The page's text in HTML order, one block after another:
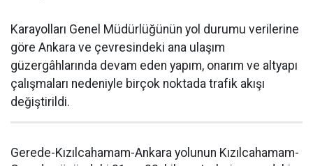
Karayolları Genel Müdürlüğünün yol durumu verilerine
göre Ankara ve çevresindeki ana ulaşım
güzergâhlarında devam eden yapım, onarım ve altyapı
çalışmaları nedeniyle birçok noktada trafik akışı
değiştirildi.
Gerede-Kızılcahamam-Ankara yolunun Kızılcahamam-